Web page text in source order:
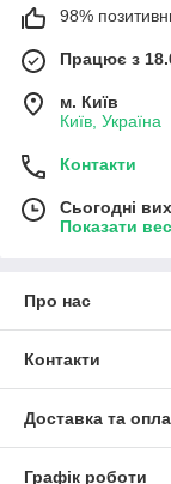
98%
Працює з
м. Київ
Київ, Україна
Контакти
Сьогодні
Показати
Про нас
Контакти
Доставка та
Графік роботи